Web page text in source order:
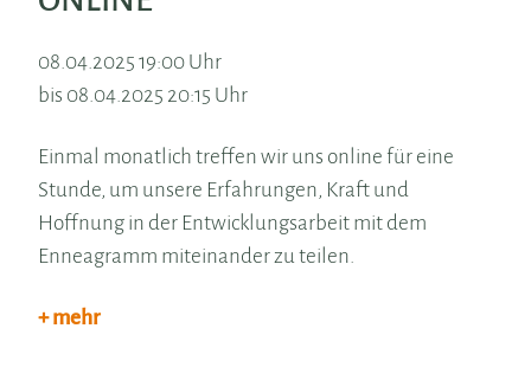
08.04.2025 19:00 Uhr
bis 08.04.2025 20:15 Uhr
Einmal monatlich treffen wir uns online für eine
Stunde, um unsere Erfahrungen, Kraft und
Hoffnung in der Entwicklungsarbeit mit dem
Enneagramm miteinander zu teilen.
+ mehr